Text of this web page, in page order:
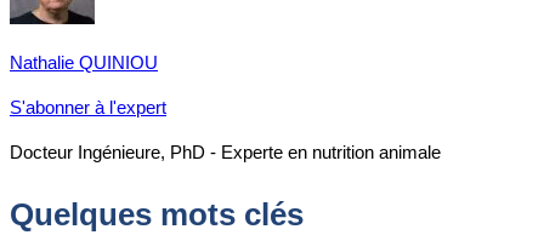
Nathalie QUINIOU
S'abonner à l'expert
Docteur Ingénieure, PhD - Experte en nutrition animale
Quelques mots clés